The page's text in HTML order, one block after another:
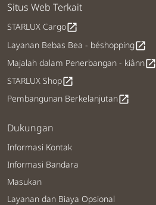
Situs Web Terkait
STARLUX Cargoopen_in_new
Layanan Bebas Bea - béshoppingopen_in_new
Majalah dalam Penerbangan - kiânnopen_in_new
STARLUX Shopopen_in_new
Pembangunan Berkelanjutanopen_in_new
Dukungan
Informasi Kontak
Informasi Bandara
Masukan
Layanan dan Biaya Opsional